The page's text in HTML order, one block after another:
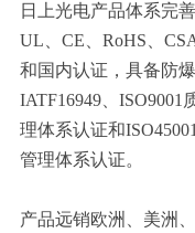
日上光电产品体系完
UL、CE、RoHS、
和国内认证，具备防
IATF16949、ISO9001
理体系认证和
管理体系认证。
产品远销欧洲、美洲